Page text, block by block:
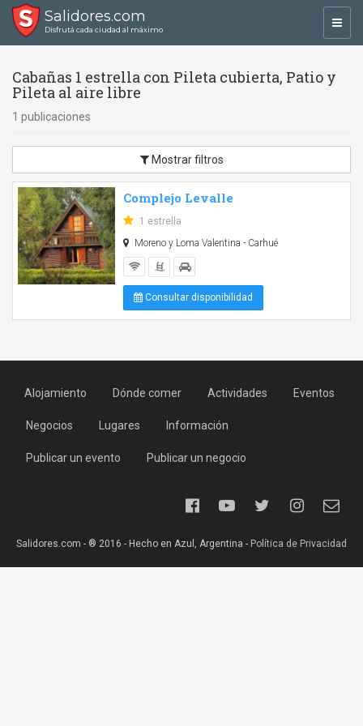
Salidores.com
Disfrutá cada ciudad al máximo
Cabañas 1 estrella con Pileta cubierta, Patio y
Pileta al aire libre
1 publicaciones
Mostrar filtros
Complejo Levalle
1 estrella
Moreno y Loma Valentina - Carhué
Consultar disponibilidad
Alojamiento Dónde comer Actividades Eventos
Negocios Lugares Información
Publicar un evento Publicar un negocio
Salidores.com - ® 2016 - Hecho en Azul, Argentina - Política de Privacidad